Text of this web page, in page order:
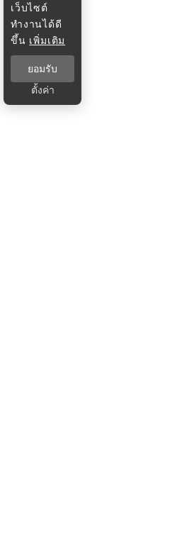
เว็บไซต์
ทำงานได้ดี
ขึ้น เพิ่มเติม
ยอมรับ
ตั้งค่า